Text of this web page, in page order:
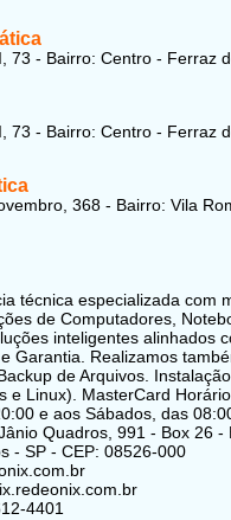
73 - Bairro: Centro - Ferraz
73 - Bairro: Centro - Ferraz
368 - Bairro: Vila
técnica especializada com
de Computadores,
inteligentes alinhados
Garantia. Realizamos
de Arquivos.
e Linux). MasterCard
e aos Sábados, das
Quadros, 991 - Box 26
- SP - CEP: 08526-000
4401